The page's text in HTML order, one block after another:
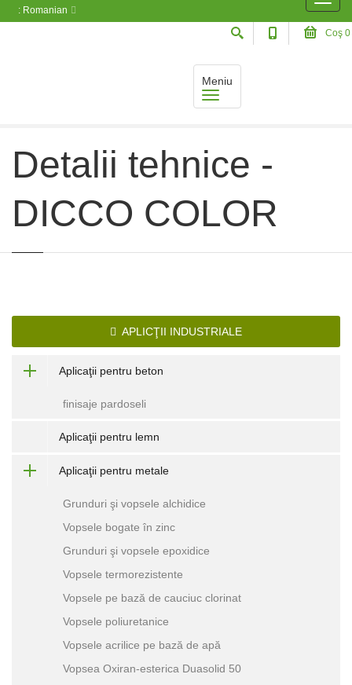
: Romanian
Coş 0
Meniu
Detalii tehnice -
DICCO COLOR
APLICŢII INDUSTRIALE
Aplicaţii pentru beton
finisaje pardoseli
Aplicaţii pentru lemn
Aplicaţii pentru metale
Grunduri şi vopsele alchidice
Vopsele bogate în zinc
Grunduri şi vopsele epoxidice
Vopsele termorezistente
Vopsele pe bază de cauciuc clorinat
Vopsele poliuretanice
Vopsele acrilice pe bază de apă
Vopsea Oxiran-esterica Duasolid 50